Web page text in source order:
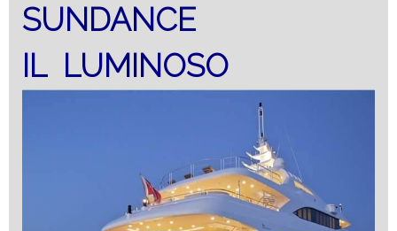
SUNDANCE
IL LUMINOSO